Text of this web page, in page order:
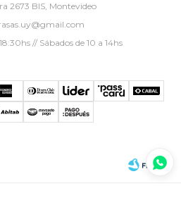
2673 BIS, Montevideo
// Sábados de 10 a 14hs